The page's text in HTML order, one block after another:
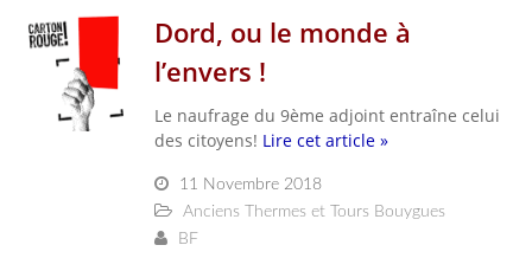
Dord, ou le monde à
l’envers !
Le naufrage du 9ème adjoint entraîne celui
des citoyens! Lire cet article »
11 Novembre 2018
Anciens Thermes et Tours Bouygues
BF